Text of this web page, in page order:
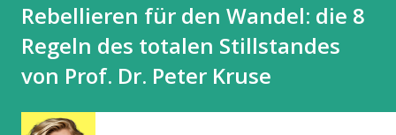
Rebellieren für den Wandel: die 8
Regeln des totalen Stillstandes
von Prof. Dr. Peter Kruse